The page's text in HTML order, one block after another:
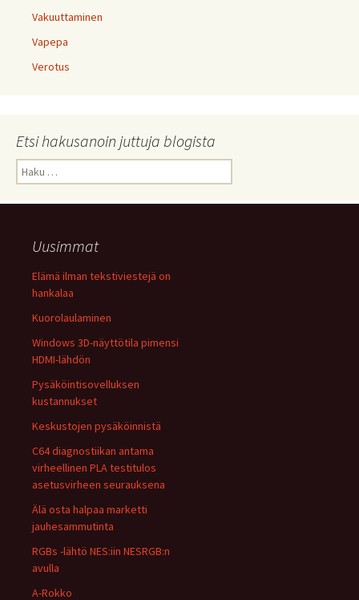
Vakuuttaminen
Vapepa
Verotus
Etsi hakusanoin juttuja blogista
Haku:
Uusimmat
Elämä ilman tekstiviestejä on
hankalaa
Kuorolaulaminen
Windows 3D-näyttötila pimensi
HDMI-lähdön
Pysäköintisovelluksen
kustannukset
Keskustojen pysäköinnistä
C64 diagnostiikan antama
virheellinen PLA testitulos
asetusvirheen seurauksena
Älä osta halpaa marketti
jauhesammutinta
RGBs -lähtö NES:iin NESRGB:n
avulla
A-Rokko